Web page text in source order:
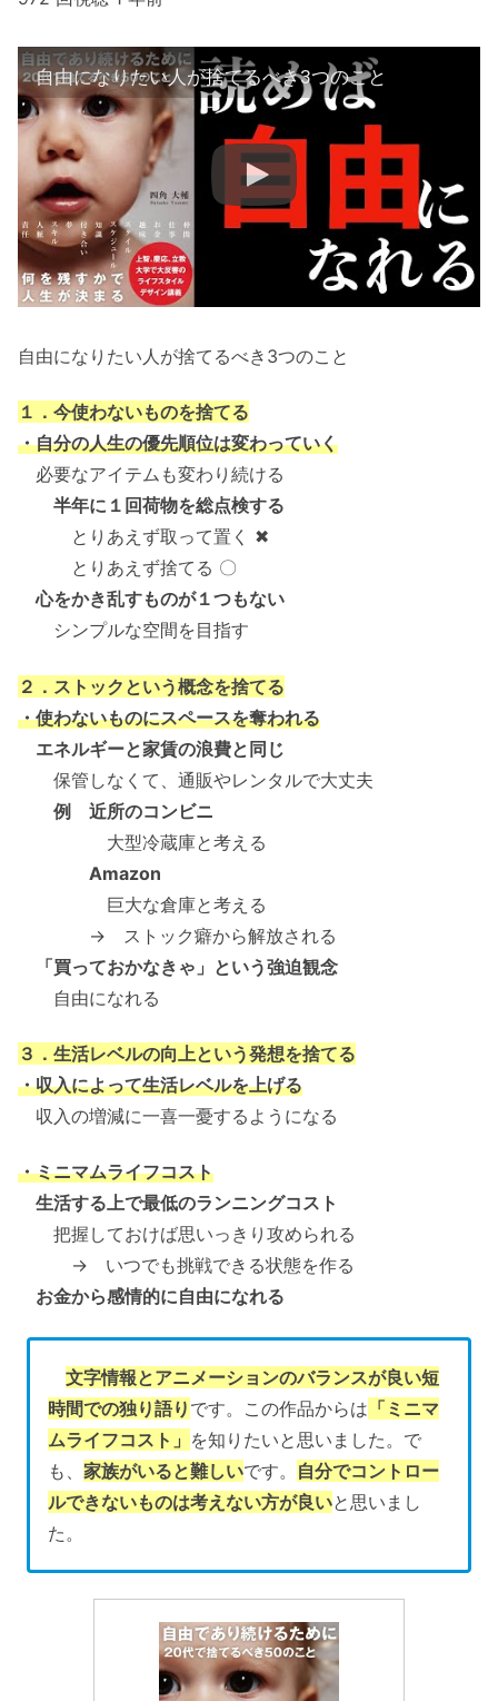
自由になりたい人が捨てるべき3つのこと
自由になりたい人が捨てるべき3つのこと
１．今使わないものを捨てる
・自分の人生の優先順位は変わっていく
必要なアイテムも変わり続ける
半年に１回荷物を総点検する
とりあえず取って置く ✖
とりあえず捨てる 〇
心をかき乱すものが１つもない
シンプルな空間を目指す
２．ストックという概念を捨てる
・使わないものにスペースを奪われる
エネルギーと家賃の浪費と同じ
保管しなくて、通販やレンタルで大丈夫
例 近所のコンビニ
大型冷蔵庫と考える
Amazon
巨大な倉庫と考える
→ ストック癖から解放される
「買っておかなきゃ」という強迫観念
自由になれる
３．生活レベルの向上という発想を捨てる
・収入によって生活レベルを上げる
収入の増減に一喜一憂するようになる
・ミニマムライフコスト
生活する上で最低のランニングコスト
把握しておけば思いっきり攻められる
→ いつでも挑戦できる状態を作る
お金から感情的に自由になれる
文字情報とアニメーションのバランスが良い短
時間での独り語り です。この作品からは 「ミニマ
ムライフコスト」 を知りたいと思いました。で
も、家族がいると難しいです。 自分でコントロー
ルできないものは考えない方が良いと思いまし
た。